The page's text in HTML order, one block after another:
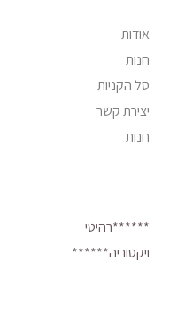
אודות
חנות
סל הקניות
יצירת קשר
חנות
******רהיטי
ויקטוריה******